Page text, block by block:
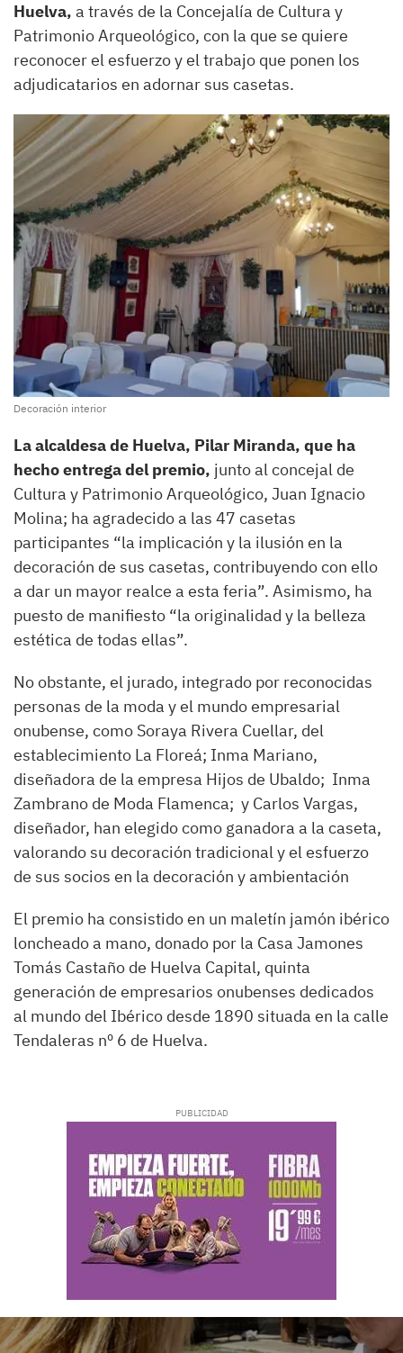
Huelva, a través de la Concejalía de Cultura y
Patrimonio Arqueológico, con la que se quiere
reconocer el esfuerzo y el trabajo que ponen los
adjudicatarios en adornar sus casetas.
Decoración interior
La alcaldesa de Huelva, Pilar Miranda, que ha
hecho entrega del premio, junto al concejal de
Cultura y Patrimonio Arqueológico, Juan Ignacio
Molina; ha agradecido a las 47 casetas
participantes “la implicación y la ilusión en la
decoración de sus casetas, contribuyendo con ello
a dar un mayor realce a esta feria”. Asimismo, ha
puesto de manifiesto “la originalidad y la belleza
estética de todas ellas”.
No obstante, el jurado, integrado por reconocidas
personas de la moda y el mundo empresarial
onubense, como Soraya Rivera Cuellar, del
establecimiento La Floreá; Inma Mariano,
diseñadora de la empresa Hijos de Ubaldo; Inma
Zambrano de Moda Flamenca; y Carlos Vargas,
diseñador, han elegido como ganadora a la caseta,
valorando su decoración tradicional y el esfuerzo
de sus socios en la decoración y ambientación
El premio ha consistido en un maletín jamón ibérico
loncheado a mano, donado por la Casa Jamones
Tomás Castaño de Huelva Capital, quinta
generación de empresarios onubenses dedicados
al mundo del Ibérico desde 1890 situada en la calle
Tendaleras nº 6 de Huelva.